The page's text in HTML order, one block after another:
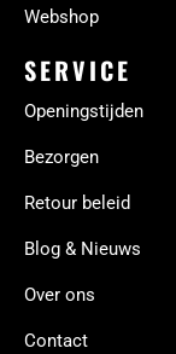
Webshop
SERVICE
Openingstijden
Bezorgen
Retour beleid
Blog & Nieuws
Over ons
Contact